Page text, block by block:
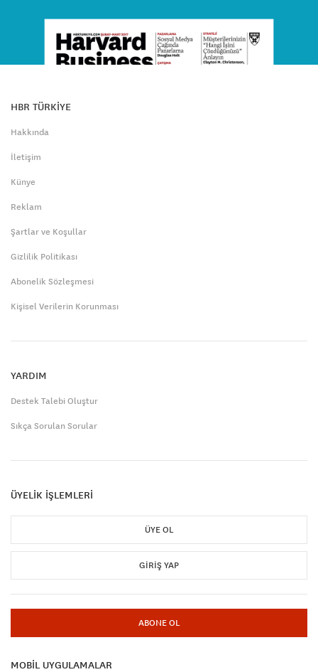
HBR TÜRKİYE
Hakkında
İletişim
Künye
Reklam
Şartlar ve Koşullar
Gizlilik Politikası
Abonelik Sözleşmesi
Kişisel Verilerin Korunması
YARDIM
Destek Talebi Oluştur
Sıkça Sorulan Sorular
ÜYELİK İŞLEMLERİ
ÜYE OL
GIRIŞ YAP
ABONE OL
MOBİL UYGULAMALAR